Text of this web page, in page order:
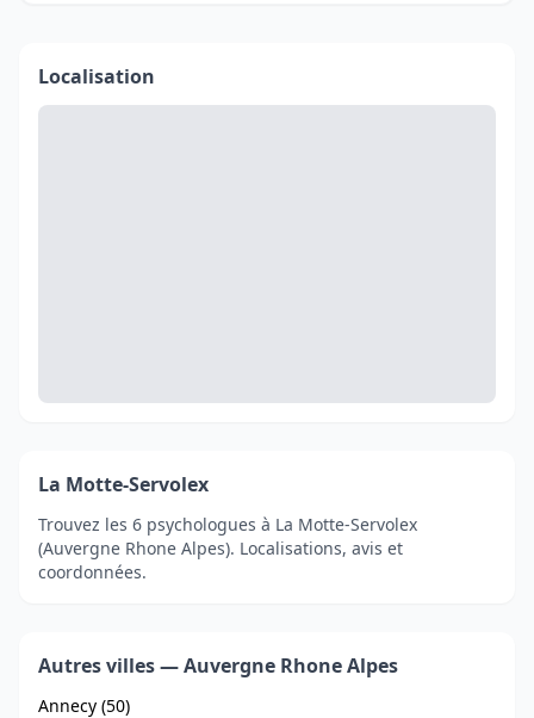
Localisation
La Motte-Servolex
Trouvez les 6 psychologues à La Motte-Servolex
(Auvergne Rhone Alpes). Localisations, avis et
coordonnées.
Autres villes — Auvergne Rhone Alpes
Annecy (50)